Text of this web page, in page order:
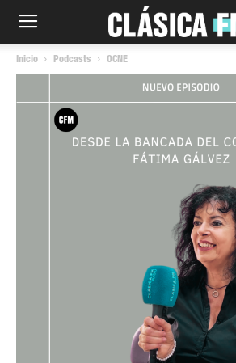
Inicio Podcasts OCNE